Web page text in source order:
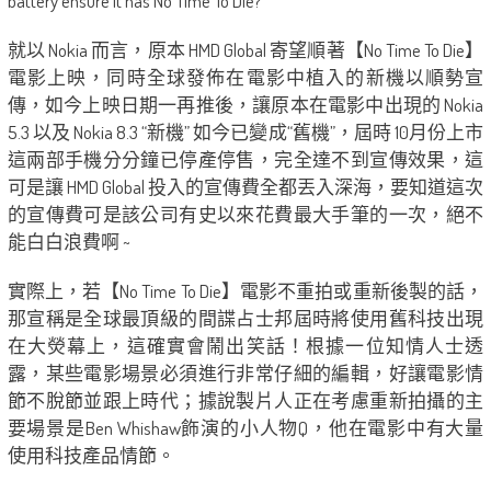
就以 Nokia 而言，原本 HMD Global 寄望順著【No Time To Die】
電影上映，同時全球發佈在電影中植入的新機以順勢宣
傳，如今上映日期一再推後，讓原本在電影中出現的 Nokia
5.3 以及 Nokia 8.3 “新機” 如今已變成“舊機”，屆時 10月份上市
這兩部手機分分鐘已停產停售，完全達不到宣傳效果，這
可是讓 HMD Global 投入的宣傳費全都丟入深海，要知道這次
的宣傳費可是該公司有史以來花費最大手筆的一次，絕不
能白白浪費啊 ~
實際上，若【No Time To Die】電影不重拍或重新後製的話，
那宣稱是全球最頂級的間諜占士邦屆時將使用舊科技出現
在大熒幕上，這確實會鬧出笑話！根據一位知情人士透
露，某些電影場景必須進行非常仔細的編輯，好讓電影情
節不脫節並跟上時代；據說製片人正在考慮重新拍攝的主
要場景是Ben Whishaw飾演的小人物Q，他在電影中有大量
使用科技產品情節。